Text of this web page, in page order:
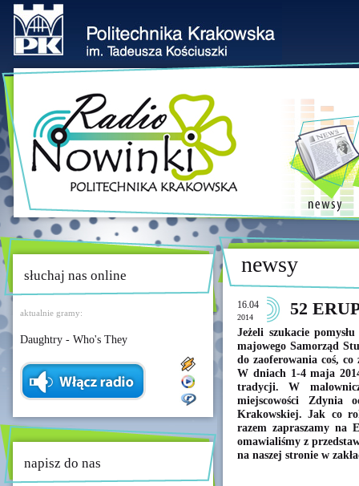
słuchaj nas online
aktualnie gramy:
Daughtry - Who's They
napisz do nas
newsy
16.04
2014 52
Jeżeli szukacie
majowego Samorząd
do zaoferowania coś,
W dniach 1-4 maja
tradycji. W
miejscowości Zdynia
Krakowskiej. Jak co
razem zapraszamy na
omawialiśmy z
na naszej stronie w